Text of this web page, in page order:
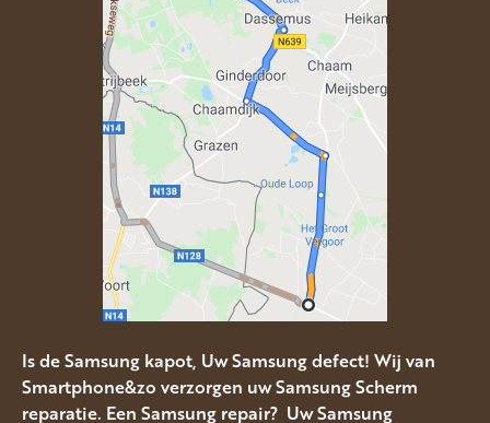
Is de Samsung kapot, Uw Samsung defect! Wij van
Smartphone&zo verzorgen uw Samsung Scherm
reparatie. Een Samsung repair? Uw Samsung